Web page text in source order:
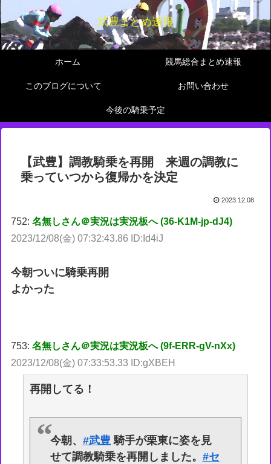
武豊まとめ速報
ホーム 競馬総合まとめ速報
このブログについて お問い合わせ
今後の騎乗予定
【武豊】調教騎乗を再開 来週の調教に
乗っていつから復帰かを決定
2023.12.08
752:名無しさん＠実況は実況板へ (36-K1M-jp-dJ4)
2023/12/08(金) 07:32:43.86 ID:Id4iJ
今朝ついに騎乗再開
よかった
753:名無しさん＠実況は実況板へ (9f-ERR-gV-nXx)
2023/12/08(金) 07:33:53.33 ID:gXBEH
再開してる！
今朝、 #武豊騎手が栗東に姿を見
せて調教騎乗を再開しました。 #セ